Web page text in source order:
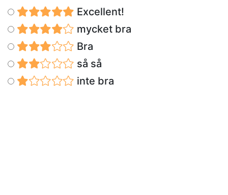
Excellent!
mycket bra
Bra
så så
inte bra